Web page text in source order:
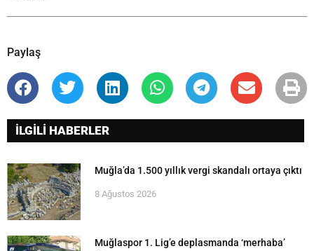
Paylaş
İLGİLİ HABERLER
Muğla’da 1.500 yıllık vergi skandalı ortaya çıktı
8 Ağustos 2026
Muğlaspor 1. Lig’e deplasmanda ‘merhaba’